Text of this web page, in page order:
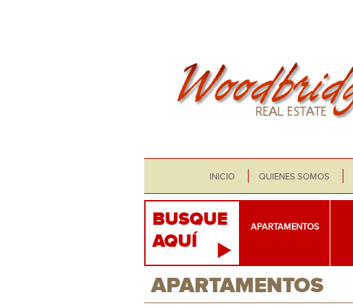
INICIO QUIENES SOMOS
BUSQUE
AQUÍ
APARTAMENTOS
APARTAMENTOS